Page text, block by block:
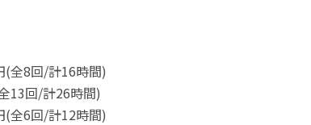
全8回/計16時間)
13回/計26時間)
全6回/計12時間)